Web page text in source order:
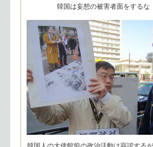
韓国は妄想の被害者面をするな